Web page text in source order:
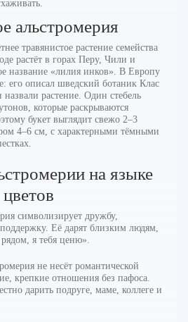
альстромерия
травянистое растение семейства
растёт в горах Перу, Чили и
название «лилия инков». В Европу
его описал шведский ботаник Клас
растение. Один стебель
которые раскрываются
букет выглядит свежо 2–3
4–6 см, с характерными тёмными
на языке
цветов
символизирует дружбу,
Её дарят близким людям,
рядом, я тебя ценю».
не несёт романтической
крепкие отношения без пафоса.
дарить подруге, маме, коллеге и